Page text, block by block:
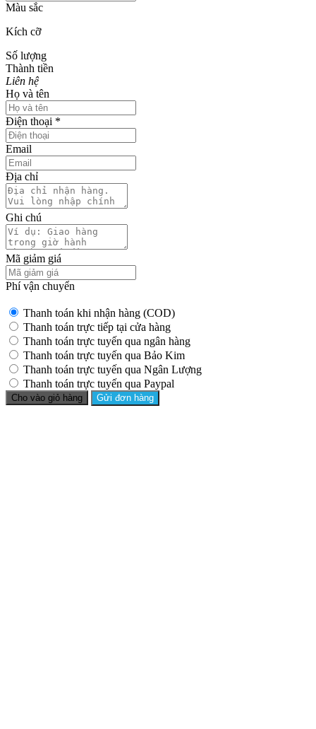
Màu sắc
Kích cỡ
Số lượng
Thành tiền
Liên hệ
Họ và tên
Điện thoại *
Email
Địa chỉ
Ghi chú
Mã giảm giá
Phí vận chuyển
Thanh toán khi nhận hàng (COD)
Thanh toán trực tiếp tại cửa hàng
Thanh toán trực tuyến qua ngân hàng
Thanh toán trực tuyến qua Bảo Kim
Thanh toán trực tuyến qua Ngân Lượng
Thanh toán trực tuyến qua Paypal
Cho vào giỏ hàng Gửi đơn hàng